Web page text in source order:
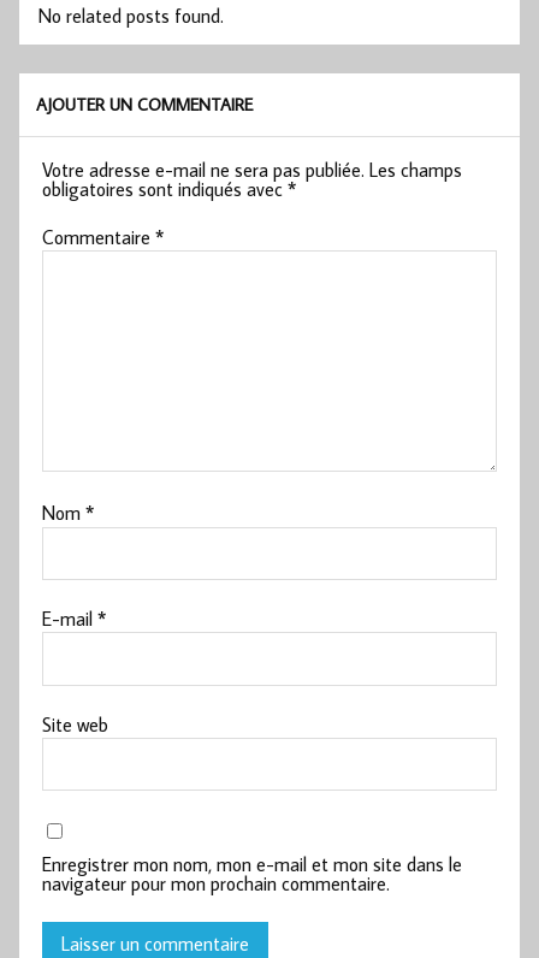
No related posts found.
AJOUTER UN COMMENTAIRE
Votre adresse e-mail ne sera pas publiée. Les champs
obligatoires sont indiqués avec*
Commentaire*
Nom*
E-mail*
Site web
Enregistrer mon nom, mon e-mail et mon site dans le
navigateur pour mon prochain commentaire.